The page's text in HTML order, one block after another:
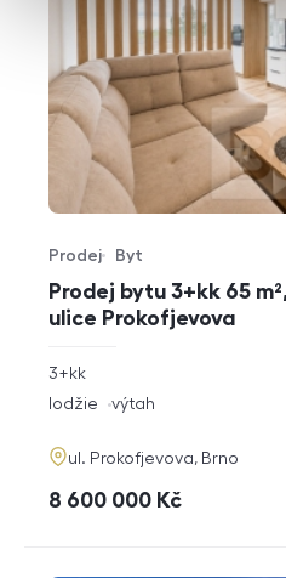
Prodej bytu 3+kk 65
ulice Prokofjevova
Typ nabídky
Prodej
Typ nemovitosti
Byt
rozměry
dispozice
3+kk
funkce
lodžie výtah
adresa
ul. Prokofjevova, Brno
cena
8 600 000 Kč